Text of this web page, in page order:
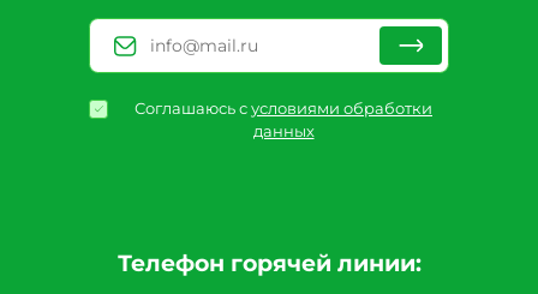
Телефон горячей линии:
Соглашаюсь сусловиями обработки
данных